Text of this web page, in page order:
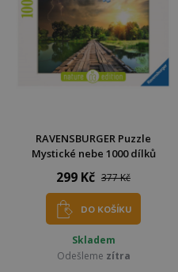
RAVENSBURGER Puzzle
Mystické nebe 1000 dílků
299 Kč 377 Kč
DO KOŠÍKU
Skladem
Odešleme zítra